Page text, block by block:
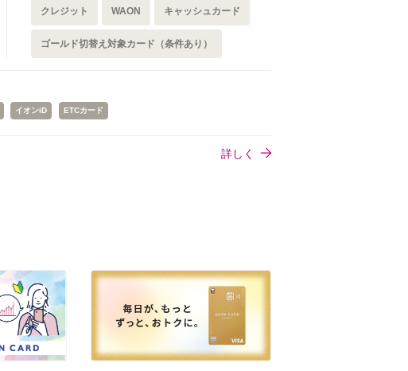
クレジット WAON キャッシュカード
ゴールド切替え対象カード（条件あり）
イオンiD ETCカード
詳しく